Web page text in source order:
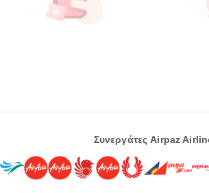
Συνεργάτες Airpaz